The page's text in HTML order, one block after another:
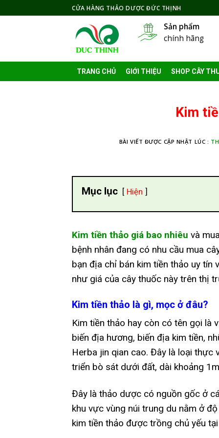
to
CỬA HÀNG THẢO DƯỢC ĐỨC THỊNH
Sản phẩm
chính hãng
TRANG CHỦ GIỚI THIỆU SHOP CÂY
Kim
BÀI VIẾT ĐƯỢC CẬP NHẬT LÚC :
Mục lục Hiện
Kim tiền thảo giá bao nhiêu và
bệnh nhân đang có nhu cầu mua
bạn địa chỉ bán kim tiền thảo uy tín
như giá của cây thuốc này trên thị
Kim tiền thảo là gì, mọc ở đâu?
Kim tiền thảo hay còn có tên gọi là
biến địa hương, biến địa kim tiền,
Herba jin qian cao. Đây là loại thực
triển bò sát dưới đất, dài khoảng
Đây là thảo dược có nguồn gốc ở
khu vực vùng núi trung du nằm ở
kim tiền thảo được trồng chủ yếu